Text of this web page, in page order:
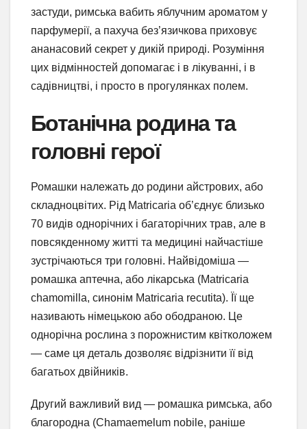
застуди, римська вабить яблучним ароматом у
парфумерії, а пахуча без’язичкова приховує
ананасовий секрет у дикій природі. Розуміння
цих відмінностей допомагає і в лікуванні, і в
садівництві, і просто в прогулянках полем.
Ботанічна родина та
головні герої
Ромашки належать до родини айстрових, або
складноцвітих. Рід Matricaria об’єднує близько
70 видів однорічних і багаторічних трав, але в
повсякденному житті та медицині найчастіше
зустрічаються три головні. Найвідоміша —
ромашка аптечна, або лікарська (Matricaria
chamomilla, синонім Matricaria recutita). Її ще
називають німецькою або ободраною. Це
однорічна рослина з порожнистим квітколожем
— саме ця деталь дозволяє відрізнити її від
багатьох двійників.
Другий важливий вид — ромашка римська, або
благородна (Chamaemelum nobile, раніше